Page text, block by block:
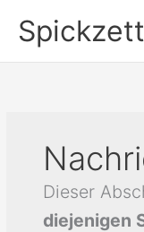
content
Dieser
diejenigen